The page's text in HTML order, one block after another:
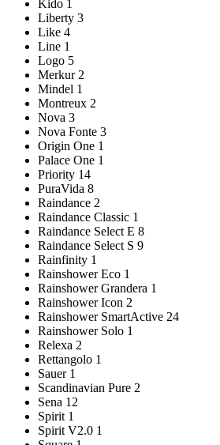
Kido 1
Liberty 3
Like 4
Line 1
Logo 5
Merkur 2
Mindel 1
Montreux 2
Nova 3
Nova Fonte 3
Origin One 1
Palace One 1
Priority 14
PuraVida 8
Raindance 2
Raindance Classic 1
Raindance Select E 8
Raindance Select S 9
Rainfinity 1
Rainshower Eco 1
Rainshower Grandera 1
Rainshower Icon 2
Rainshower SmartActive 24
Rainshower Solo 1
Relexa 2
Rettangolo 1
Sauer 1
Scandinavian Pure 2
Sena 12
Spirit 1
Spirit V2.0 1